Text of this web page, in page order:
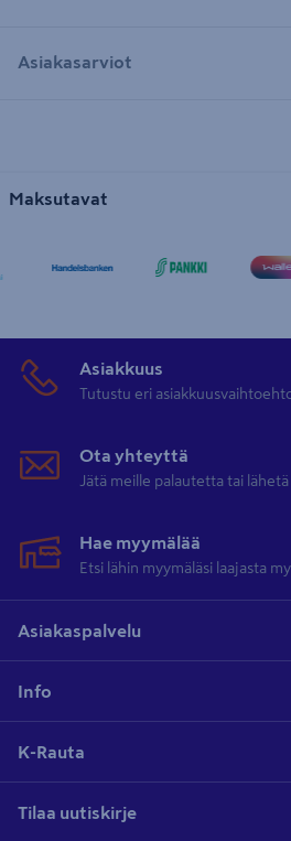
Asiakasarviot
Maksutavat
Asiakkuus
Tutustu eri
Ota yhteyttä
Jätä meille palautetta tai
Hae myymälää
Etsi lähin myymäläsi laajasta
Asiakaspalvelu
Info
K-Rauta
Tilaa uutiskirje